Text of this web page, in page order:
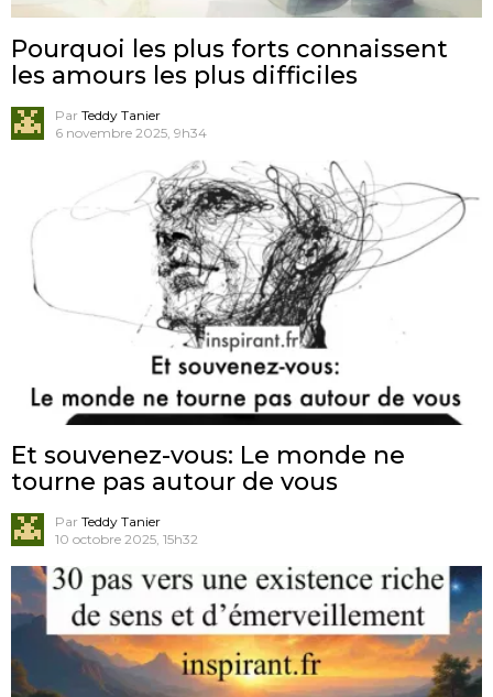
Pourquoi les plus forts connaissent
les amours les plus difficiles
Par Teddy Tanier
6 novembre 2025, 9h34
Et souvenez-vous: Le monde ne
tourne pas autour de vous
Par Teddy Tanier
10 octobre 2025, 15h32